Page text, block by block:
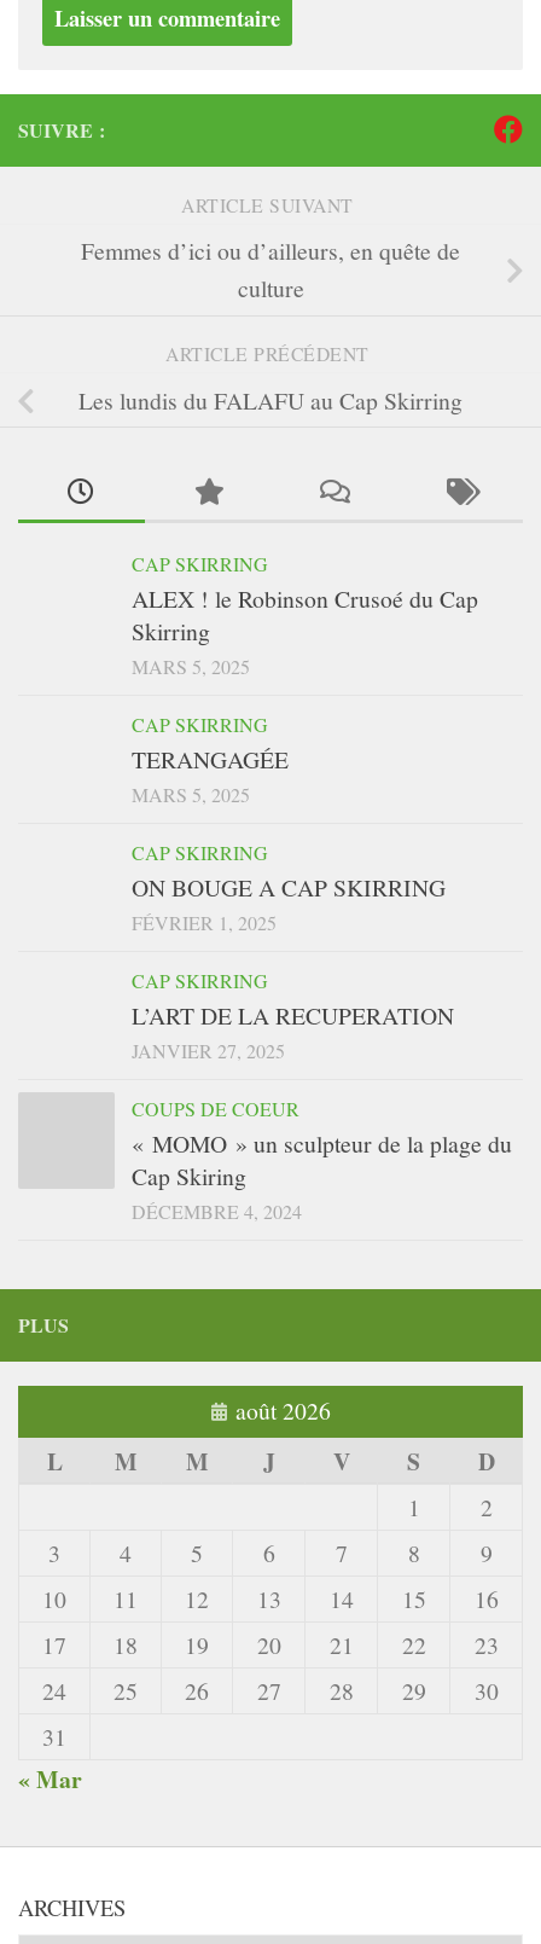
SUIVRE :
ARTICLE SUIVANT
Femmes d’ici ou d’ailleurs, en quête de
culture
ARTICLE PRÉCÉDENT
Les lundis du FALAFU au Cap Skirring
CAP SKIRRING
ALEX ! le Robinson Crusoé du Cap
Skirring
MARS 5, 2025
CAP SKIRRING
TERANGAGÉE
MARS 5, 2025
CAP SKIRRING
ON BOUGE A CAP SKIRRING
FÉVRIER 1, 2025
CAP SKIRRING
L’ART DE LA RECUPERATION
JANVIER 27, 2025
COUPS DE COEUR
« MOMO » un sculpteur de la plage du
Cap Skiring
DÉCEMBRE 4, 2024
PLUS
août 2026
L M M J V S D
1
2
3
4 5 6 7 8
9
10
11 12 13 14 15
16
17
18 19 20 21 22
23
24
25 26 27 28 29
30
31
« Mar
ARCHIVES